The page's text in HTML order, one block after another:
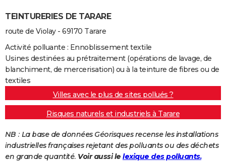
TEINTURERIES DE TARARE
route de Violay - 69170 Tarare
Activité polluante : Ennoblissement textile
Usines destinées au prétraitement (opérations de lavage, de
blanchiment, de mercerisation) ou à la teinture de fibres ou de
textiles
Villes avec le plus de sites pollués ?
Risques naturels et industriels à Tarare
NB : La base de données Géorisques recense les installations
industrielles françaises rejetant des polluants ou des déchets
en grande quantité. Voir aussi le lexique des polluants.